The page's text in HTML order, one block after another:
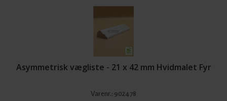
Asymmetrisk vægliste - 21 x 42 mm Hvidmalet Fyr
Varenr.: 902478